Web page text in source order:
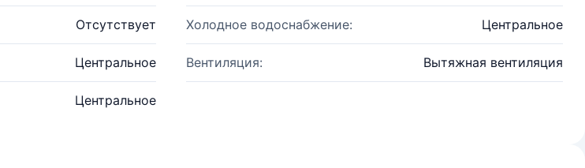
Отсутствует Холодное водоснабжение: Центральное
Центральное Вентиляция: Вытяжная вентиляция
Центральное